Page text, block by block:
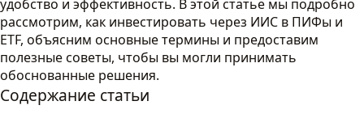
удобство и эффективность. В этой статье мы подробно
рассмотрим, как инвестировать через ИИС в ПИФы и
ETF, объясним основные термины и предоставим
полезные советы, чтобы вы могли принимать
обоснованные решения.
Содержание статьи